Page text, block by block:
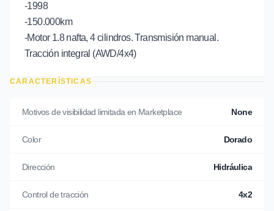
-1998
-150.000km
-Motor 1.8 nafta, 4 cilindros. Transmisión manual.
Tracción integral (AWD/4x4)
CARACTERÍSTICAS
Motivos de visibilidad limitada en Marketplace None
Color Dorado
Dirección Hidráulica
Control de tracción 4x2